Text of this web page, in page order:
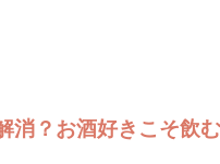
消？お酒好きこそ飲